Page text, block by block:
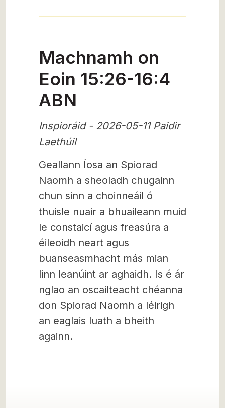
Machnamh on
Eoin 15:26-16:4
ABN
Inspioráid - 2026-05-11 Paidir
Laethúil
Geallann Íosa an Spiorad
Naomh a sheoladh chugainn
chun sinn a choinneáil ó
thuisle nuair a bhuaileann muid
le constaicí agus freasúra a
éileoidh neart agus
buanseasmhacht más mian
linn leanúint ar aghaidh. Is é ár
nglao an oscailteacht chéanna
don Spiorad Naomh a léirigh
an eaglais luath a bheith
againn.